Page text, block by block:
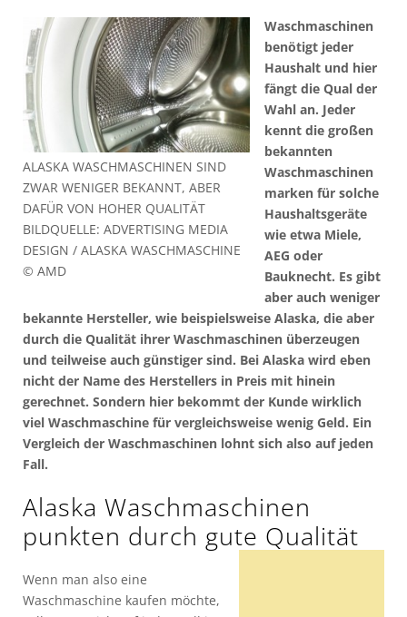
ALASKA WASCHMASCHINEN SIND
ZWAR WENIGER BEKANNT, ABER
DAFÜR VON HOHER QUALITÄT
BILDQUELLE: ADVERTISING MEDIA
DESIGN / ALASKA WASCHMASCHINE
© AMD
Waschmaschinen
benötigt jeder
Haushalt und hier
fängt die Qual der
Wahl an. Jeder
kennt die großen
bekannten
Waschmaschinen
marken für solche
Haushaltsgeräte
wie etwa Miele,
AEG oder
Bauknecht. Es gibt
aber auch weniger
bekannte Hersteller, wie beispielsweise Alaska, die aber
durch die Qualität ihrer Waschmaschinen überzeugen
und teilweise auch günstiger sind. Bei Alaska wird eben
nicht der Name des Herstellers in Preis mit hinein
gerechnet. Sondern hier bekommt der Kunde wirklich
viel Waschmaschine für vergleichsweise wenig Geld. Ein
Vergleich der Waschmaschinen lohnt sich also auf jeden
Fall.
Alaska Waschmaschinen
punkten durch gute Qualität
Wenn man also eine
Waschmaschine kaufen möchte,